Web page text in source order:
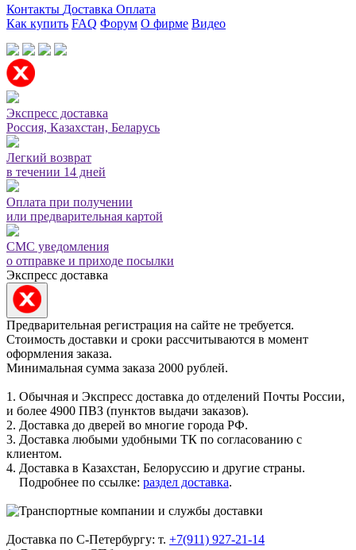
Контакты Доставка Оплата
Как купить FAQ Форум О фирме Видео
Экспресс доставка
Россия, Казахстан, Беларусь
Легкий возврат
в течении 14 дней
Оплата при получении
или предварительная картой
СМС уведомления
о отправке и приходе посылки
Экспресс доставка
Предварительная регистрация на сайте не требуется.
Стоимость доставки и сроки рассчитываются в момент
оформления заказа.
Минимальная сумма заказа 2000 рублей.
1. Обычная и Экспресс доставка до отделений Почты России,
и более 4900 ПВЗ (пунктов выдачи заказов).
2. Доставка до дверей во многие города РФ.
3. Доставка любыми удобными ТК по согласованию с
клиентом.
4. Доставка в Казахстан, Белоруссию и другие страны.
Подробнее по ссылке: раздел доставка.
Доставка по С-Петербургу: т. +7(911) 927-21-14